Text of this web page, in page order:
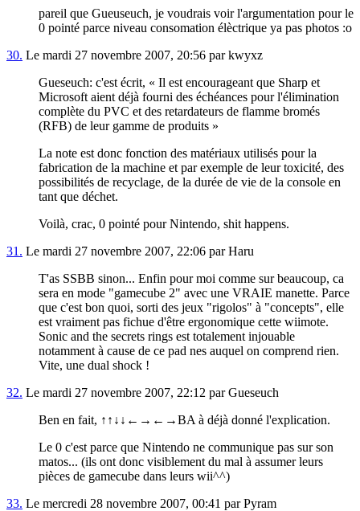
pareil que Gueuseuch, je voudrais voir l'argumentation pour le
0 pointé parce niveau consomation élèctrique ya pas photos :o
30. Le mardi 27 novembre 2007, 20:56 par kwyxz
Gueseuch: c'est écrit, « Il est encourageant que Sharp et
Microsoft aient déjà fourni des échéances pour l'élimination
complète du PVC et des retardateurs de flamme bromés
(RFB) de leur gamme de produits »
La note est donc fonction des matériaux utilisés pour la
fabrication de la machine et par exemple de leur toxicité, des
possibilités de recyclage, de la durée de vie de la console en
tant que déchet.
Voilà, crac, 0 pointé pour Nintendo, shit happens.
31. Le mardi 27 novembre 2007, 22:06 par Haru
T'as SSBB sinon... Enfin pour moi comme sur beaucoup, ca
sera en mode "gamecube 2" avec une VRAIE manette. Parce
que c'est bon quoi, sorti des jeux "rigolos" à "concepts", elle
est vraiment pas fichue d'être ergonomique cette wiimote.
Sonic and the secrets rings est totalement injouable
notamment à cause de ce pad nes auquel on comprend rien.
Vite, une dual shock !
32. Le mardi 27 novembre 2007, 22:12 par Gueseuch
Ben en fait, ↑↑↓↓←→←→BA à déjà donné l'explication.
Le 0 c'est parce que Nintendo ne communique pas sur son
matos... (ils ont donc visiblement du mal à assumer leurs
pièces de gamecube dans leurs wii^^)
33. Le mercredi 28 novembre 2007, 00:41 par Pyram